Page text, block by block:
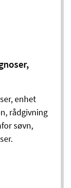
enhet
rådgivning
søvn,